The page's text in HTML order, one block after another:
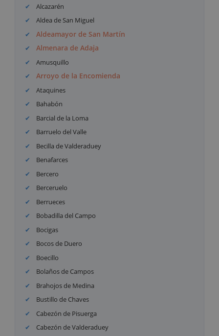
Alcazarén
Aldea de San Miguel
Aldeamayor de San Martín
Almenara de Adaja
Amusquillo
Arroyo de la Encomienda
Ataquines
Bahabón
Barcial de la Loma
Barruelo del Valle
Becilla de Valderaduey
Benafarces
Bercero
Berceruelo
Berrueces
Bobadilla del Campo
Bocigas
Bocos de Duero
Boecillo
Bolaños de Campos
Brahojos de Medina
Bustillo de Chaves
Cabezón de Pisuerga
Cabezón de Valderaduey